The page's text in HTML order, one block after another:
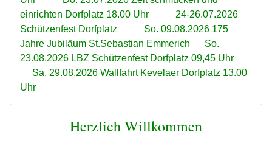
einrichten Dorfplatz 18.00 Uhr 24-26.07.2026
Schützenfest Dorfplatz So. 09.08.2026 175
Jahre Jubiläum St.Sebastian Emmerich So.
23.08.2026 LBZ Schützenfest Dorfplatz 09,45 Uhr
Sa. 29.08.2026 Wallfahrt Kevelaer Dorfplatz 13.00
Uhr
Herzlich Willkommen